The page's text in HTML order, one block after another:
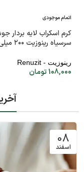
اتمام موجودی
کرم اسکراب لایه بردار
سرسیاه رینوزیت ۲۰۰ میلی لیتر
رینوزیت - Renuzit
108,000تومان
08
اسفند